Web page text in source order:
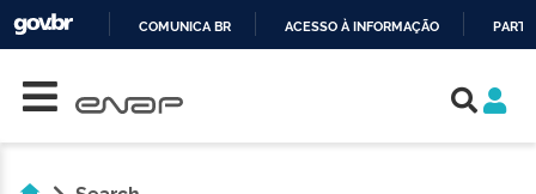
COMUNICA BR ACESSO À INFORMAÇÃO